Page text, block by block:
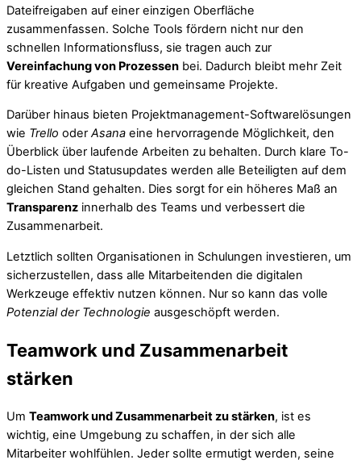
Dateifreigaben auf einer einzigen Oberfläche
zusammenfassen. Solche Tools fördern nicht nur den
schnellen Informationsfluss, sie tragen auch zur
Vereinfachung von Prozessen bei. Dadurch bleibt mehr Zeit
für kreative Aufgaben und gemeinsame Projekte.
Darüber hinaus bieten Projektmanagement-Softwarelösungen
wie Trello oder Asana eine hervorragende Möglichkeit, den
Überblick über laufende Arbeiten zu behalten. Durch klare To-
do-Listen und Statusupdates werden alle Beteiligten auf dem
gleichen Stand gehalten. Dies sorgt for ein höheres Maß an
Transparenz innerhalb des Teams und verbessert die
Zusammenarbeit.
Letztlich sollten Organisationen in Schulungen investieren, um
sicherzustellen, dass alle Mitarbeitenden die digitalen
Werkzeuge effektiv nutzen können. Nur so kann das volle
Potenzial der Technologie ausgeschöpft werden.
Teamwork und Zusammenarbeit
stärken
Um Teamwork und Zusammenarbeit zu stärken, ist es
wichtig, eine Umgebung zu schaffen, in der sich alle
Mitarbeiter wohlfühlen. Jeder sollte ermutigt werden, seine